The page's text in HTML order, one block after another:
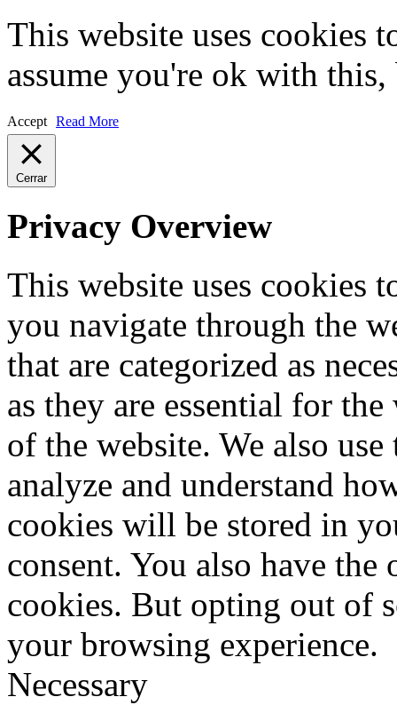
This website uses cookies
assume you're ok with
Accept Read More
Cerrar
Privacy Overview
This website uses cookies
you navigate through the
that are categorized as
as they are essential for
of the website. We also
analyze and understand
cookies will be stored in
consent. You also have
cookies. But opting out of
your browsing experience.
Necessary